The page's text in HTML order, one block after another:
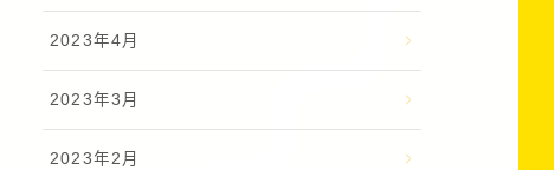
2023年4月
2023年3月
2023年2月